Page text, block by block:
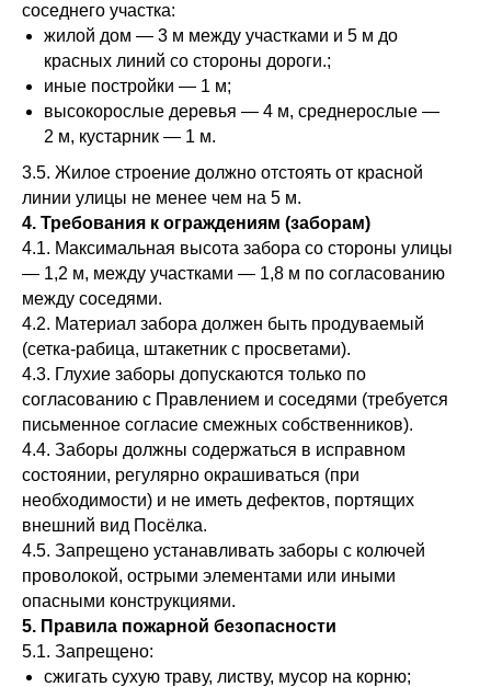
соседнего участка:
жилой дом — 3 м между участками и 5 м до
красных линий со стороны дороги.;
иные постройки — 1 м;
высокорослые деревья — 4 м, среднерослые —
2 м, кустарник — 1 м.
3.5. Жилое строение должно отстоять от красной
линии улицы не менее чем на 5 м.
4. Требования к ограждениям (заборам)
4.1. Максимальная высота забора со стороны улицы
— 1,2 м, между участками — 1,8 м по согласованию
между соседями.
4.2. Материал забора должен быть продуваемый
(сетка‑рабица, штакетник с просветами).
4.3. Глухие заборы допускаются только по
согласованию с Правлением и соседями (требуется
письменное согласие смежных собственников).
4.4. Заборы должны содержаться в исправном
состоянии, регулярно окрашиваться (при
необходимости) и не иметь дефектов, портящих
внешний вид Посёлка.
4.5. Запрещено устанавливать заборы с колючей
проволокой, острыми элементами или иными
опасными конструкциями.
5. Правила пожарной безопасности
5.1. Запрещено:
сжигать сухую траву, листву, мусор на корню;